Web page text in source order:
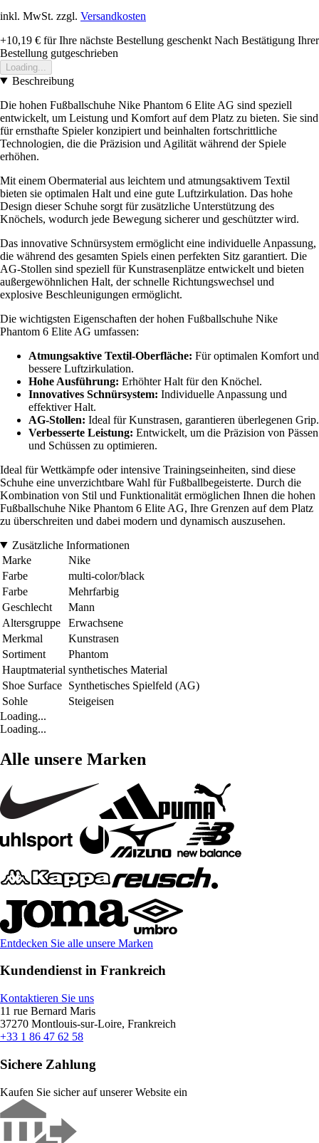
inkl. MwSt. zzgl. Versandkosten
+10,19 € für Ihre nächste Bestellung geschenkt Nach Bestätigung Ihrer
Bestellung gutgeschrieben
Loading...
Beschreibung
Die hohen Fußballschuhe Nike Phantom 6 Elite AG sind speziell
entwickelt, um Leistung und Komfort auf dem Platz zu bieten. Sie sind
für ernsthafte Spieler konzipiert und beinhalten fortschrittliche
Technologien, die die Präzision und Agilität während der Spiele
erhöhen.
Mit einem Obermaterial aus leichtem und atmungsaktivem Textil
bieten sie optimalen Halt und eine gute Luftzirkulation. Das hohe
Design dieser Schuhe sorgt für zusätzliche Unterstützung des
Knöchels, wodurch jede Bewegung sicherer und geschützter wird.
Das innovative Schnürsystem ermöglicht eine individuelle Anpassung,
die während des gesamten Spiels einen perfekten Sitz garantiert. Die
AG-Stollen sind speziell für Kunstrasenplätze entwickelt und bieten
außergewöhnlichen Halt, der schnelle Richtungswechsel und
explosive Beschleunigungen ermöglicht.
Die wichtigsten Eigenschaften der hohen Fußballschuhe Nike
Phantom 6 Elite AG umfassen:
Atmungsaktive Textil-Oberfläche: Für optimalen Komfort und
bessere Luftzirkulation.
Hohe Ausführung: Erhöhter Halt für den Knöchel.
Innovatives Schnürsystem: Individuelle Anpassung und
effektiver Halt.
AG-Stollen: Ideal für Kunstrasen, garantieren überlegenen Grip.
Verbesserte Leistung: Entwickelt, um die Präzision von Pässen
und Schüssen zu optimieren.
Ideal für Wettkämpfe oder intensive Trainingseinheiten, sind diese
Schuhe eine unverzichtbare Wahl für Fußballbegeisterte. Durch die
Kombination von Stil und Funktionalität ermöglichen Ihnen die hohen
Fußballschuhe Nike Phantom 6 Elite AG, Ihre Grenzen auf dem Platz
zu überschreiten und dabei modern und dynamisch auszusehen.
Zusätzliche Informationen
Marke
Nike
Farbe
multi-color/black
Farbe
Mehrfarbig
Geschlecht
Mann
Altersgruppe
Erwachsene
Merkmal
Kunstrasen
Sortiment
Phantom
Hauptmaterial synthetisches Material
Shoe Surface Synthetisches Spielfeld (AG)
Sohle
Steigeisen
Loading...
Loading...
Alle unsere Marken
Entdecken Sie alle unsere Marken
Kundendienst in Frankreich
Kontaktieren Sie uns
11 rue Bernard Maris
37270 Montlouis-sur-Loire, Frankreich
+33 1 86 47 62 58
Sichere Zahlung
Kaufen Sie sicher auf unserer Website ein